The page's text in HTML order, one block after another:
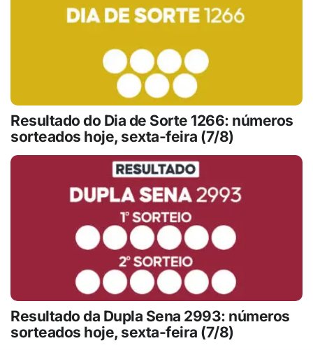
Resultado do Dia de Sorte 1266: números
sorteados hoje, sexta-feira (7/8)
Resultado da Dupla Sena 2993: números
sorteados hoje, sexta-feira (7/8)